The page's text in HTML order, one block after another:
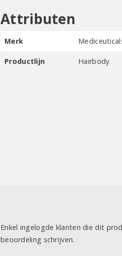
Attributen
Merk
Productlijn Hairbody
Enkel ingelogde klanten die dit
beoordeling schrijven.